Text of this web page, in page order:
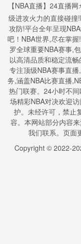
【NBA直播】24直播
级进攻火力的直接碰撞
攻防!平台全年呈现
吧！NBA世界,尽在掌
罗全球重要NBA赛事,
以高清品质和稳定流
专注顶级NBA赛事直
务,涵盖NBA比赛直播
热门联赛。24小时不
场精彩NBA对决欢迎
护。未经许可，禁止
容。本网站部分内容
我们联系。页面
Copyright © 2022-